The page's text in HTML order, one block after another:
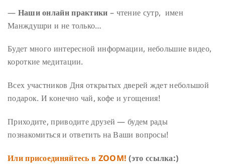
— Наши онлайн практики – чтение сутр, имен
Манждушри и не только…
Будет много интересной информации, небольшие видео,
короткие медитации.
Всех участников Дня открытых дверей ждет небольшой
подарок. И конечно чай, кофе и угощения!
Приходите, приводите друзей — будем рады
познакомиться и ответить на Ваши вопросы!
Или присоединяйтесь в ZOOM!(это ссылка:)